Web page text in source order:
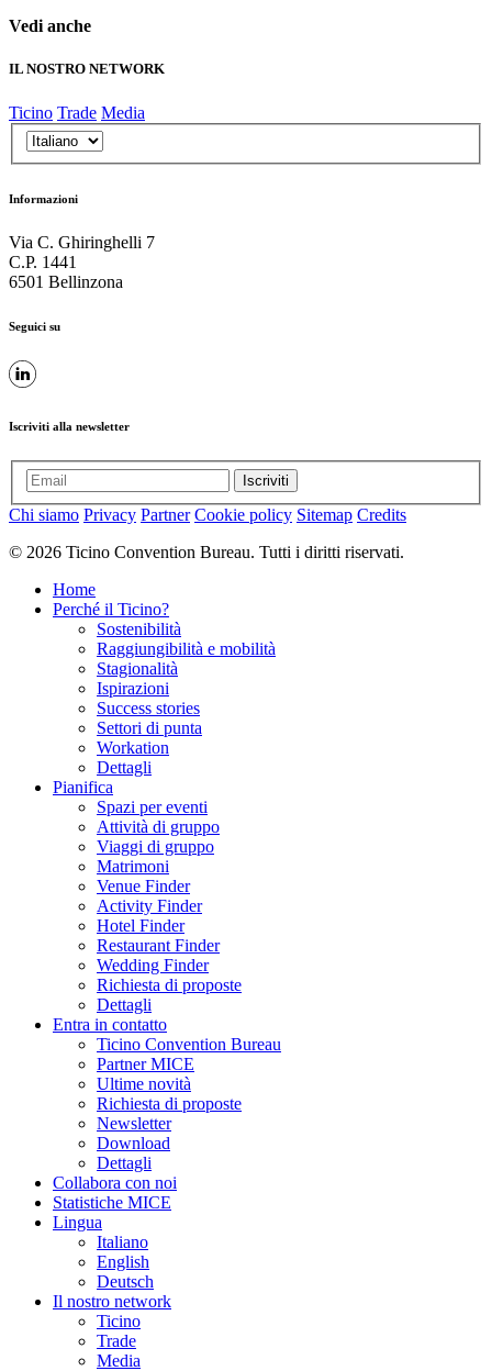
Vedi anche
IL NOSTRO NETWORK
Ticino Trade Media
Informazioni
Via C. Ghiringhelli 7
C.P. 1441
6501 Bellinzona
Seguici su
Iscriviti alla newsletter
Iscriviti
Chi siamo Privacy Partner Cookie policy Sitemap Credits
© 2026 Ticino Convention Bureau. Tutti i diritti riservati.
Home
Perché il Ticino?
Sostenibilità
Raggiungibilità e mobilità
Stagionalità
Ispirazioni
Success stories
Settori di punta
Workation
Dettagli
Pianifica
Spazi per eventi
Attività di gruppo
Viaggi di gruppo
Matrimoni
Venue Finder
Activity Finder
Hotel Finder
Restaurant Finder
Wedding Finder
Richiesta di proposte
Dettagli
Entra in contatto
Ticino Convention Bureau
Partner MICE
Ultime novità
Richiesta di proposte
Newsletter
Download
Dettagli
Collabora con noi
Statistiche MICE
Lingua
Italiano
English
Deutsch
Il nostro network
Ticino
Trade
Media